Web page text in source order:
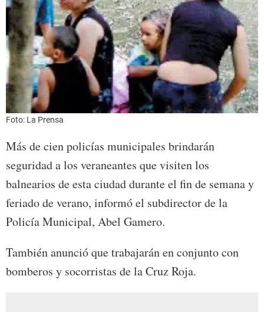
Foto: La Prensa
Más de cien policías municipales brindarán
seguridad a los veraneantes que visiten los
balnearios de esta ciudad durante el fin de semana y
feriado de verano, informó el subdirector de la
Policía Municipal, Abel Gamero.
También anunció que trabajarán en conjunto con
bomberos y socorristas de la Cruz Roja.